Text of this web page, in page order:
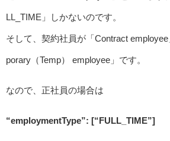
LL_TIME」しかないのです。
そして、契約社員が「Contract
porary（Temp） employee」です。
なので、正社員の場合は
“employmentType”: [“FULL_TIME”]